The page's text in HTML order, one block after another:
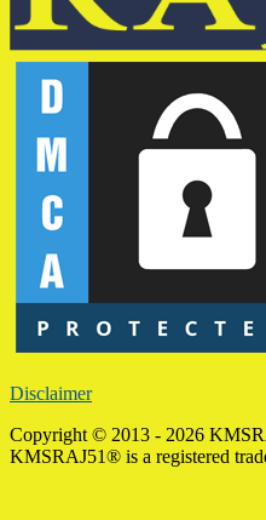
Disclaimer
Copyright © 2013 - 2026
KMSRAJ51® is a registered